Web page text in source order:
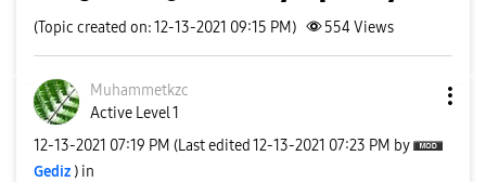
(Topic created on: 12-13-2021 09:15 PM) 554Views
Muhammetkzc
Active Level 1
‎12-13-2021 07:19 PM (Last edited ‎12-13-2021 07:23 PM by
Gediz ) in